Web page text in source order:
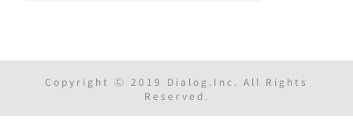
Copyright Ⓒ 2019 Dialog.Inc. All Rights
Reserved.